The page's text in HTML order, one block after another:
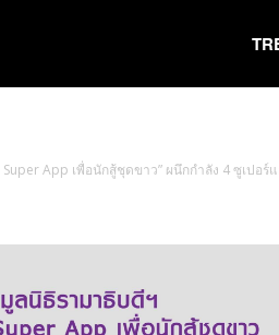
Super App เพื่อนักสู้ชุดขาว” ผนึกกำลัง 4 ซูเ